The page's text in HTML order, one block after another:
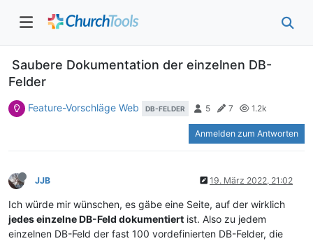
Saubere Dokumentation der einzelnen DB-
Felder
Feature-Vorschläge Web DB-FELDER 5 7 1.2k
Anmelden zum Antworten
JJB 19. März 2022, 21:02
Ich würde mir wünschen, es gäbe eine Seite, auf der wirklich
jedes einzelne DB-Feld dokumentiert ist. Also zu jedem
einzelnen DB-Feld der fast 100 vordefinierten DB-Felder, die